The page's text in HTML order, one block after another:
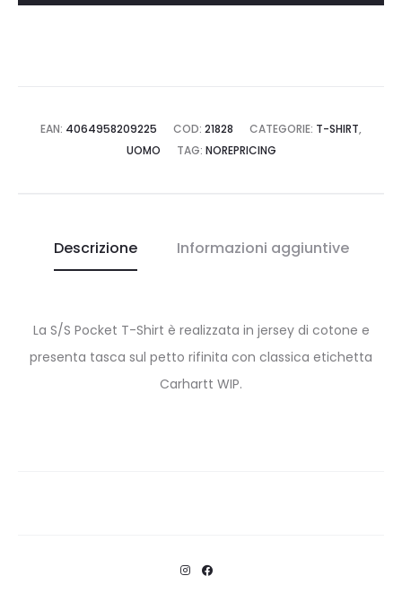
EAN: 4064958209225 COD: 21828 CATEGORIE: T-SHIRT,
UOMO
TAG: NOREPRICING
Descrizione Informazioni aggiuntive
La S/S Pocket T-Shirt è realizzata in jersey di cotone e
presenta tasca sul petto rifinita con classica etichetta
Carhartt WIP.